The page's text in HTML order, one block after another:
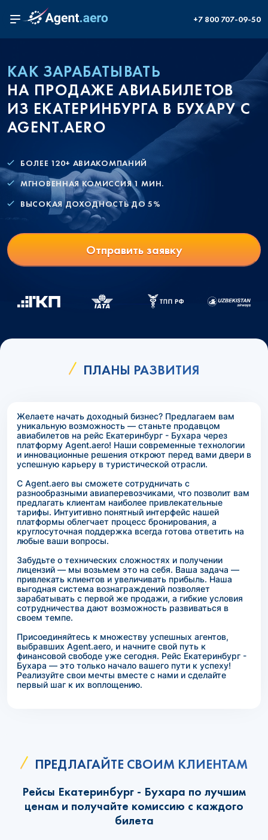
+7 800 707-09-50
КАК ЗАРАБАТЫВАТЬ
НА ПРОДАЖЕ АВИАБИЛЕТОВ
ИЗ ЕКАТЕРИНБУРГА В БУХАРУ С
AGENT.AERO
БОЛЕЕ 120+ АВИАКОМПАНИЙ
МГНОВЕННАЯ КОМИССИЯ 1 МИН.
ВЫСОКАЯ ДОХОДНОСТЬ ДО 5%
Отправить заявку
ПЛАНЫ РАЗВИТИЯ
Желаете начать доходный бизнес? Предлагаем вам
уникальную возможность — станьте продавцом
авиабилетов на рейс Екатеринбург - Бухара через
платформу Agent.aero! Наши современные технологии
и инновационные решения откроют перед вами двери в
успешную карьеру в туристической отрасли.
С Agent.aero вы сможете сотрудничать с
разнообразными авиаперевозчиками, что позволит вам
предлагать клиентам наиболее привлекательные
тарифы. Интуитивно понятный интерфейс нашей
платформы облегчает процесс бронирования, а
круглосуточная поддержка всегда готова ответить на
любые ваши вопросы.
Забудьте о технических сложностях и получении
лицензий — мы возьмем это на себя. Ваша задача —
привлекать клиентов и увеличивать прибыль. Наша
выгодная система вознаграждений позволяет
зарабатывать с первой же продажи, а гибкие условия
сотрудничества дают возможность развиваться в
своем темпе.
Присоединяйтесь к множеству успешных агентов,
выбравших Agent.aero, и начните свой путь к
финансовой свободе уже сегодня. Рейс Екатеринбург -
Бухара — это только начало вашего пути к успеху!
Реализуйте свои мечты вместе с нами и сделайте
первый шаг к их воплощению.
ПРЕДЛАГАЙТЕ СВОИМ КЛИЕНТАМ
Рейсы Екатеринбург - Бухара по лучшим
ценам и получайте комиссию с каждого
билета